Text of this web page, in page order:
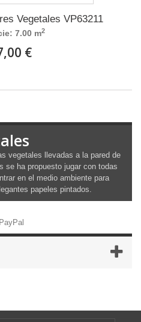
Vegetales VP63211
7.00 m2
€
vegetales llevadas a la pared de
se ha propuesto jugar con todas
en el medio ambiente para
papeles pintados.